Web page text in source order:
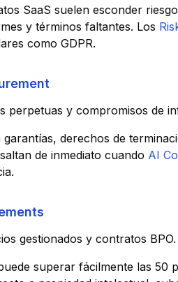
SaaS suelen esconder
y términos faltantes. Los
como GDPR.
perpetuas y compromisos de
derechos de
de inmediato cuando AI
gestionados y contratos BPO.
superar fácilmente las 50